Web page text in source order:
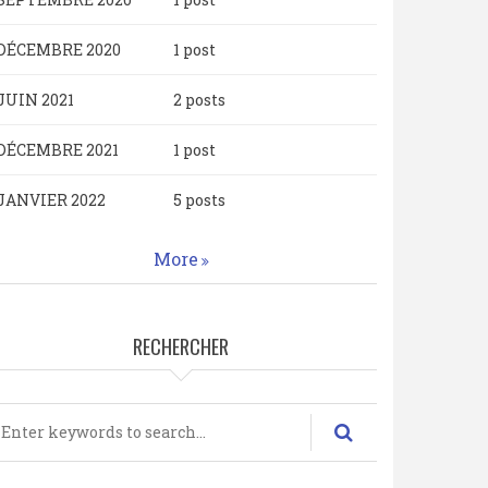
2020 1 post
2021 2 posts
2021 1 post
2022 5 posts
More
RECHERCHER